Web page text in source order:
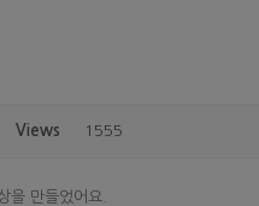
Views 1555
을 만들었어요.